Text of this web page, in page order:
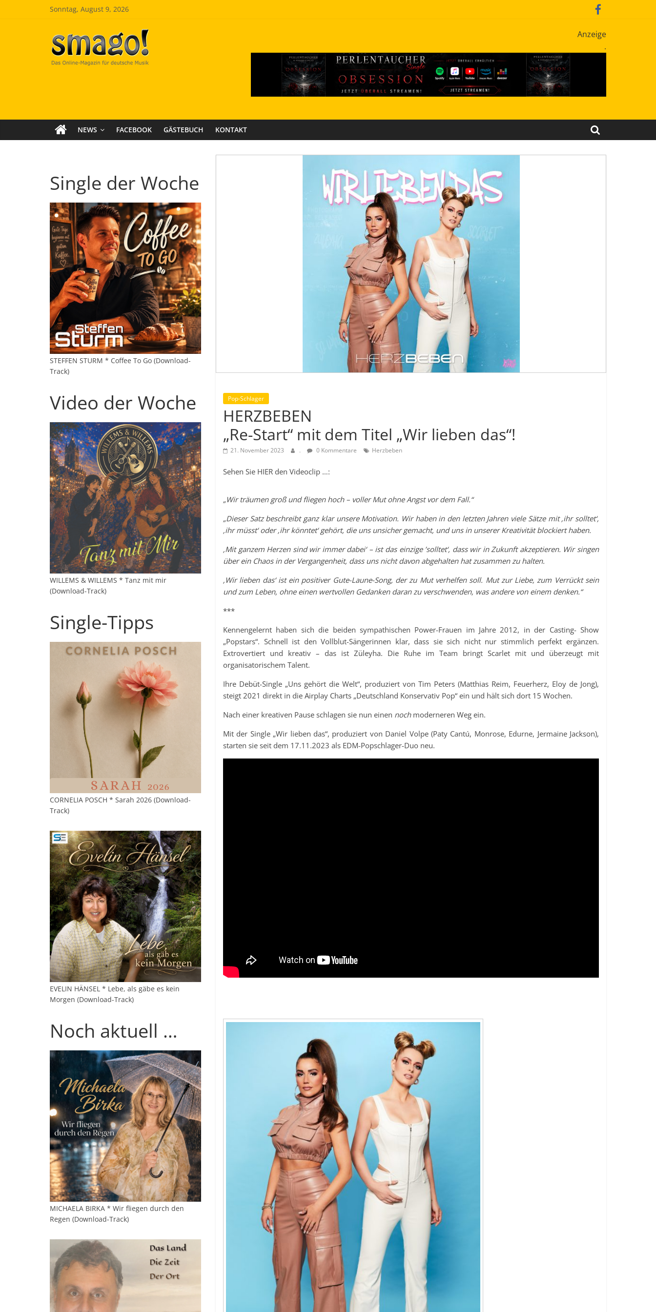
Sonntag, August 9, 2026
Smago
SchlagerMAGazinOnline
Anzeige
.
NEWS FACEBOOK GÄSTEBUCH KONTAKT
Pop-Schlager
HERZBEBEN
„Re-Start“ mit dem Titel „Wir lieben das“!
21. November 2023 . 0 Kommentare Herzbeben
Sehen Sie HIER den Videoclip …:
„Wir träumen groß und fliegen hoch – voller Mut ohne Angst vor dem Fall.“
„Dieser Satz beschreibt ganz klar unsere Motivation. Wir haben in den letzten Jahren viele Sätze mit ‚ihr solltet‘,
‚ihr müsst‘ oder ‚ihr könntet‘ gehört, die uns unsicher gemacht, und uns in unserer Kreativität blockiert haben.
‚Mit ganzem Herzen sind wir immer dabei‘ – ist das einzige ’solltet‘, dass wir in Zukunft akzeptieren. Wir singen
über ein Chaos in der Vergangenheit, dass uns nicht davon abgehalten hat zusammen zu halten.
‚Wir lieben das‘ ist ein positiver Gute-Laune-Song, der zu Mut verhelfen soll. Mut zur Liebe, zum Verrückt sein
und zum Leben, ohne einen wertvollen Gedanken daran zu verschwenden, was andere von einem denken.“
***
Kennengelernt haben sich die beiden sympathischen Power-Frauen im Jahre 2012, in der Casting- Show
„Popstars“. Schnell ist den Vollblut-Sängerinnen klar, dass sie sich nicht nur stimmlich perfekt ergänzen.
Extrovertiert und kreativ – das ist Züleyha. Die Ruhe im Team bringt Scarlet mit und überzeugt mit
organisatorischem Talent.
Ihre Debüt-Single „Uns gehört die Welt“, produziert von Tim Peters (Matthias Reim, Feuerherz, Eloy de Jong),
steigt 2021 direkt in die Airplay Charts „Deutschland Konservativ Pop“ ein und hält sich dort 15 Wochen.
Nach einer kreativen Pause schlagen sie nun einen nochmoderneren Weg ein.
Mit der Single „Wir lieben das“, produziert von Daniel Volpe (Paty Cantú, Monrose, Edurne, Jermaine Jackson),
starten sie seit dem 17.11.2023 als EDM-Popschlager-Duo neu.
Single der Woche
STEFFEN STURM * Coffee To Go (Download-
Track)
Video der Woche
WILLEMS & WILLEMS * Tanz mit mir
(Download-Track)
Single-Tipps
CORNELIA POSCH * Sarah 2026 (Download-
Track)
EVELIN HÄNSEL * Lebe, als gäbe es kein
Morgen (Download-Track)
Noch aktuell …
MICHAELA BIRKA * Wir fliegen durch den
Regen (Download-Track)